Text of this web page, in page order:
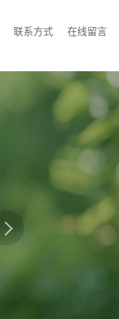
联系方式 在线留言